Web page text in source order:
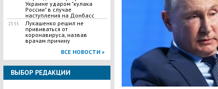
Украине ударом "кулака
России" в случае
наступления на Донбасс
23:55
Лукашенко решил не
прививаться от
коронавируса, назвав
врачам причину
ВСЕ НОВОСТИ »
ВЫБОР РЕДАКЦИИ